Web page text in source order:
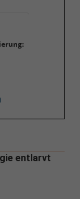
entlarvt